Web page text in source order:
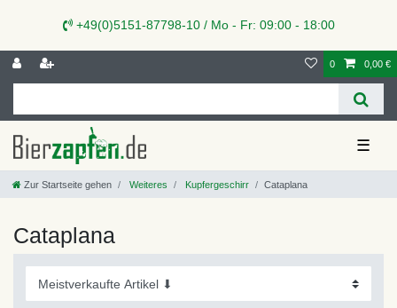
+49(0)5151-87798-10 / Mo - Fr: 09:00 - 18:00
0 0,00 €
☰
Zur Startseite gehen Weiteres Kupfergeschirr Cataplana
Cataplana